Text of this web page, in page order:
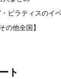
・ピラティスのイ
の他全国】
ト